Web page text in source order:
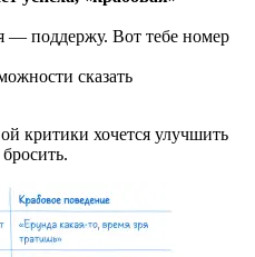
— поддержу. Вот тебе номер
сказать
критики хочется улучшить